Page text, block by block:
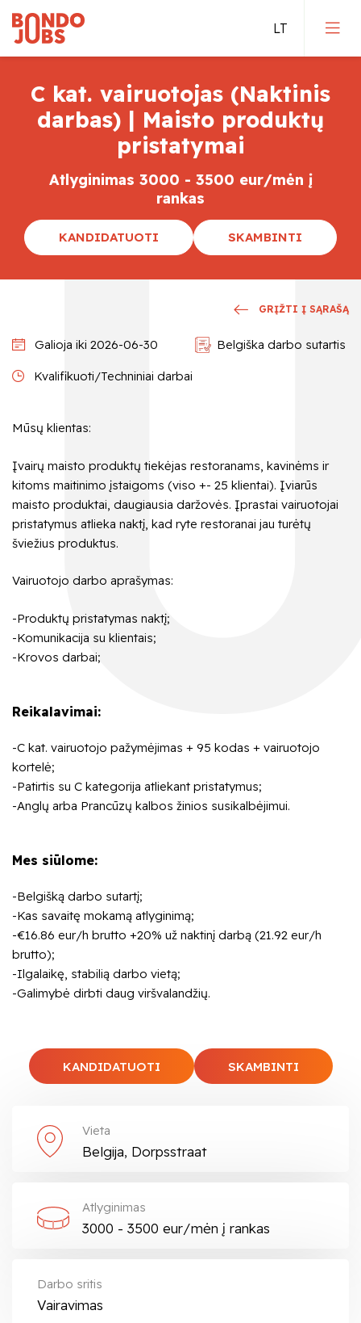
Darbas Vokietijoje
Darbas Olandijoje
Darbas Belgijoje
Tiesioginis įdarbinimas
C kat. vairuotojas (Naktinis
darbas) | Maisto produktų
pristatymai
Atlyginimas 3000 - 3500 eur/mėn į
rankas
KANDIDATUOTI SKAMBINTI
Galioja iki 2026-06-30 Belgiška darbo sutartis
Kvalifikuoti/Techniniai darbai
GRĮŽTI Į SĄRAŠĄ
Mūsų klientas:
Įvairų maisto produktų tiekėjas restoranams, kavinėms ir
kitoms maitinimo įstaigoms (viso +- 25 klientai). Įviarūs
maisto produktai, daugiausia daržovės. Įprastai vairuotojai
pristatymus atlieka naktį, kad ryte restoranai jau turėtų
šviežius produktus.
Vairuotojo darbo aprašymas:
-Produktų pristatymas naktį;
-Komunikacija su klientais;
-Krovos darbai;
Reikalavimai:
-C kat. vairuotojo pažymėjimas + 95 kodas + vairuotojo
kortelė;
-Patirtis su C kategorija atliekant pristatymus;
-Anglų arba Prancūzų kalbos žinios susikalbėjimui.
Mes siūlome:
-Belgišką darbo sutartį;
-Kas savaitę mokamą atlyginimą;
-€16.86 eur/h brutto +20% už naktinį darbą (21.92 eur/h
brutto);
-Ilgalaikę, stabilią darbo vietą;
-Galimybė dirbti daug viršvalandžių.
KANDIDATUOTI SKAMBINTI
Vieta
Belgija, Dorpsstraat
Atlyginimas
3000 - 3500 eur/mėn į rankas
Darbo sritis
Vairavimas